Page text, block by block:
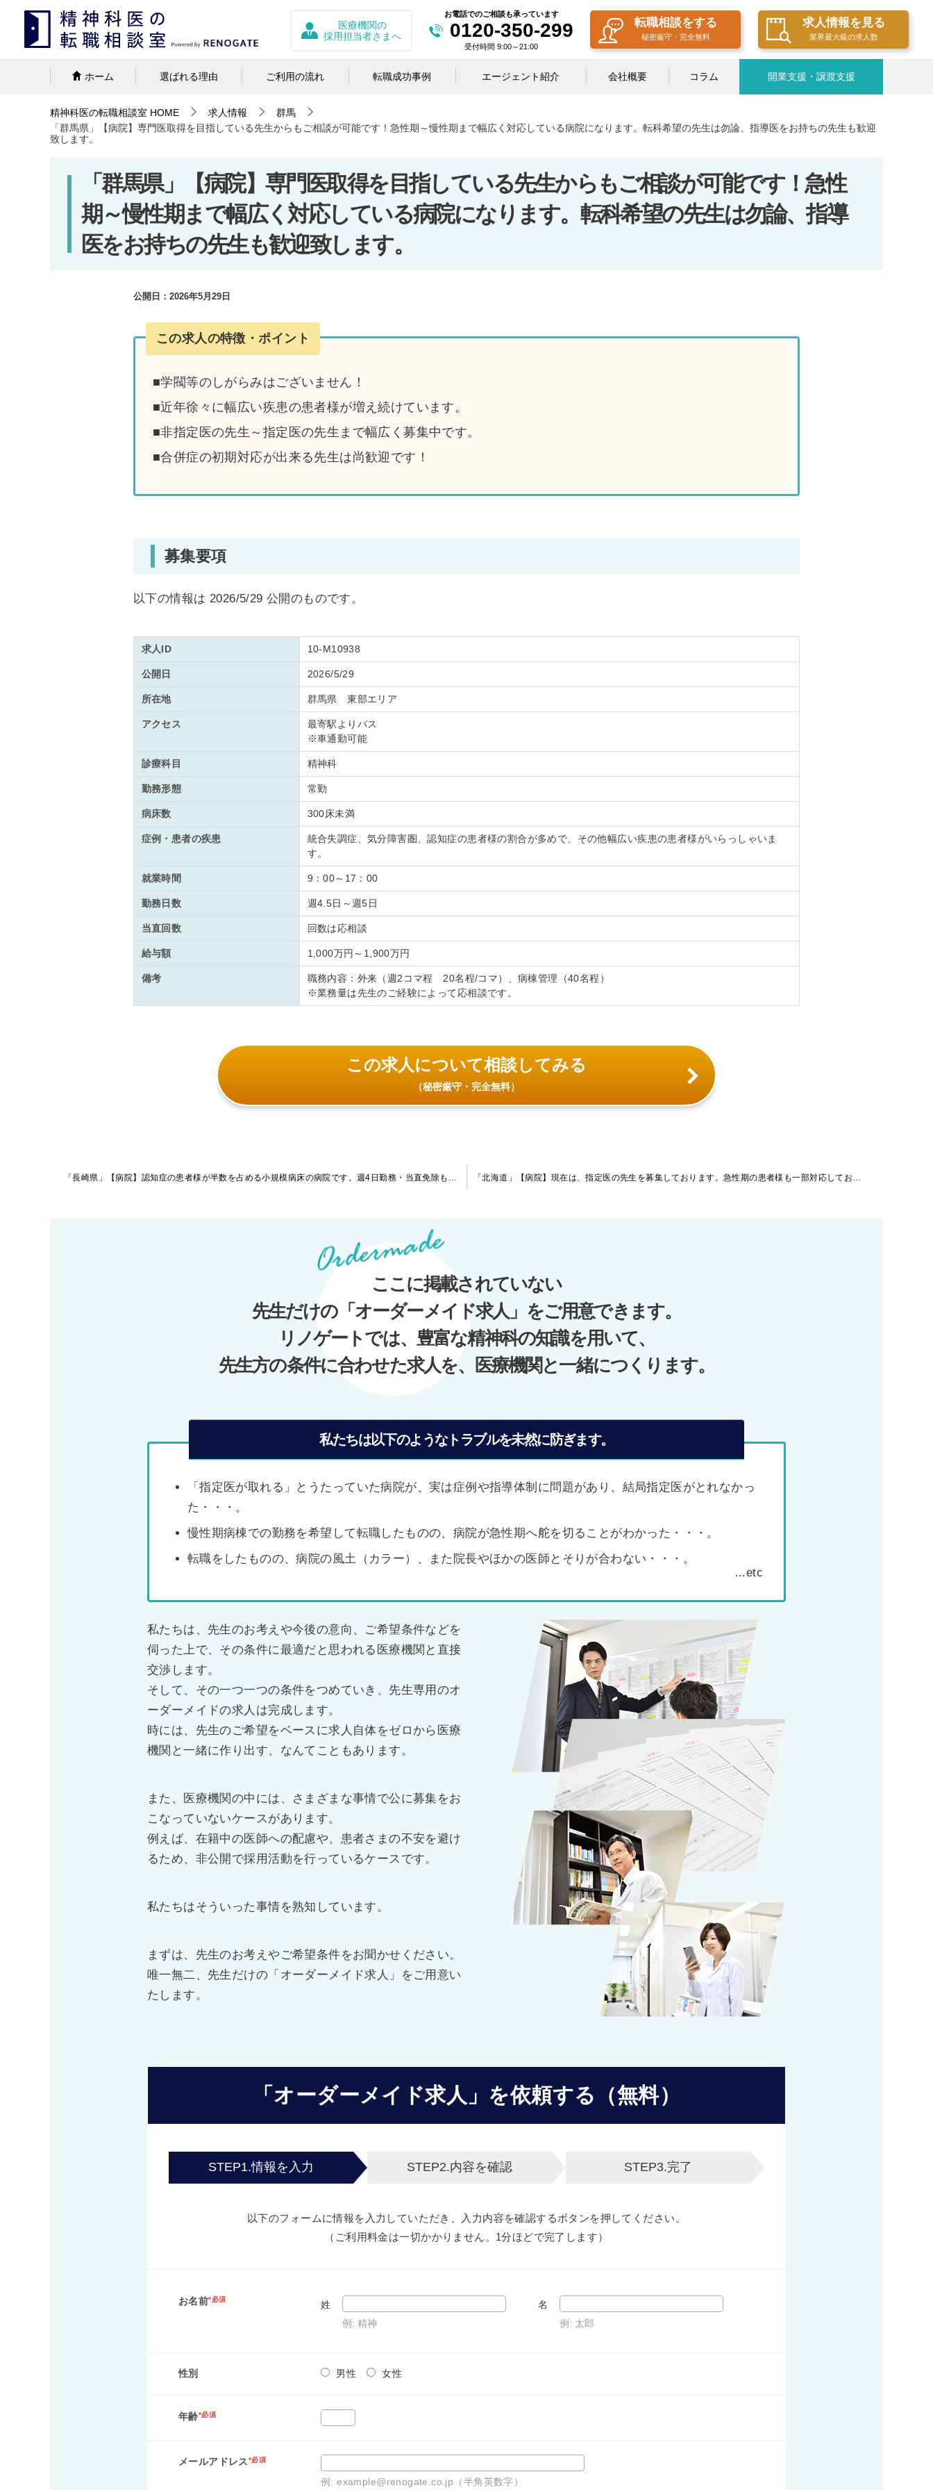
転職相談をする
秘密厳守・完全無料
求人情報を見る
業界最大級の求人数
お電話でのご相談も承っています
0120-350-299
受付時間 9:00～21:00
医療機関の
採用担当者さまへ
ホーム 選ばれる理由 ご利用の流れ 転職成功事例 エージェント紹介 会社概要 コラム 開業支援・譲渡支援
精神科医の転職相談室 HOME 求人情報
群馬
「群馬県」【病院】専門医取得を目指している先生からもご相談が可能です！急性期～慢性期まで幅広く対応している病院になります。転科希望の先生は勿論、指導医をお持ちの先生も歓迎
致します。
「群馬県」【病院】専門医取得を目指している先生からもご相談が可能です！急性
期～慢性期まで幅広く対応している病院になります。転科希望の先生は勿論、指導
医をお持ちの先生も歓迎致します。
公開日： 2026年5月29日
この求人の特徴・ポイント
■学閥等のしがらみはございません！
■近年徐々に幅広い疾患の患者様が増え続けています。
■非指定医の先生～指定医の先生まで幅広く募集中です。
■合併症の初期対応が出来る先生は尚歓迎です！
募集要項
以下の情報は 2026/5/29 公開のものです。
求人ID 10-M10938
公開日 2026/5/29
所在地 群馬県 東部エリア
アクセス
最寄駅よりバス
※車通勤可能
診療科目 精神科
勤務形態 常勤
病床数 300床未満
症例・患者の疾患
統合失調症、気分障害圏、認知症の患者様の割合が多めで、その他幅広い疾患の患者様がいらっしゃいま
す。
就業時間 9：00～17：00
勤務日数 週4.5日～週5日
当直回数 回数は応相談
給与額 1,000万円～1,900万円
備考
職務内容：外来（週2コマ程 20名程/コマ）、病棟管理（40名程）
※業務量は先生のご経験によって応相談です。
この求人について相談してみる
（秘密厳守・完全無料）
ここに掲載されていない
先生だけの「オーダーメイド求人」をご用意できます。
リノゲートでは、豊富な精神科の知識を用いて、
先生方の条件に合わせた求人を、医療機関と一緒につくります。
私たちは以下のようなトラブルを未然に防ぎます。
「指定医が取れる」とうたっていた病院が、実は症例や指導体制に問題があり、結局指定医がとれなかっ
た・・・。
慢性期病棟での勤務を希望して転職したものの、病院が急性期へ舵を切ることがわかった・・・。
転職をしたものの、病院の風土（カラー）、また院長やほかの医師とそりが合わない・・・。
私たちは、先生のお考えや今後の意向、ご希望条件などを
伺った上で、その条件に最適だと思われる医療機関と直接
交渉します。
そして、その一つ一つの条件をつめていき、先生専用のオ
ーダーメイドの求人は完成します。
時には、先生のご希望をベースに求人自体をゼロから医療
機関と一緒に作り出す、なんてこともあります。
また、医療機関の中には、さまざまな事情で公に募集をお
こなっていないケースがあります。
例えば、在籍中の医師への配慮や、患者さまの不安を避け
るため、非公開で採用活動を行っているケースです。
私たちはそういった事情を熟知しています。
まずは、先生のお考えやご希望条件をお聞かせください。
唯一無二、先生だけの「オーダーメイド求人」をご用意い
たします。
「オーダーメイド求人」を依頼する（無料）
STEP1.情報を入力 STEP2.内容を確認 STEP3.完了
以下のフォームに情報を入力していただき、入力内容を確認するボタンを押してください。
（ご利用料金は一切かかりません。1分ほどで完了します）
お名前*必須
姓
例: 精神
名
例: 太郎
性別 男性 女性
年齢*必須
メールアドレス*必須
例: example@renogate.co.jp（半角英数字）